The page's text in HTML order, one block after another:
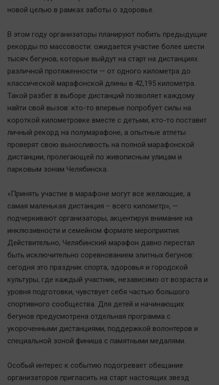
Технологии
Отраслевые темы
Hедвижимость
Образование
XX век: криминальные уроки
Банки
Медиаграмотность
Медицина
Прогулки по городу Ч
Спецпроект
Статистика
Челябинск космический
Bookworms
English version
Online-консультация
Актуальная тема
Быстрый медиазавод
Вирус чтения
новой целью в рамках заботы о здоровье.
В этом году организаторы планируют побить предыдущие
рекорды по массовости: ожидается участие более шести
тысяч бегунов, которые выйдут на старт на дистанциях
различной протяженности — от одного километра до
классической марафонской длины в 42,195 километра.
Такой разбег в выборе дистанций позволяет каждому
найти свой вызов: кто-то впервые попробует силы на
короткой километровке вместе с детьми, кто-то поставит
личный рекорд на полумарафоне, а опытные атлеты
проверят свою выносливость на полной марафонской
дистанции, пролегающей по живописным улицам и
парковым зонам Челябинска.
«Принять участие в марафоне могут все желающие, а
самая маленькая дистанция – всего километр», —
подчеркивают организаторы, акцентируя внимание на
инклюзивности и семейном формате мероприятия.
Действительно, Челябинский марафон давно перестал
быть исключительно соревнованием элитных бегунов:
сегодня это праздник спорта, здоровья и городской
культуры, где каждый участник, независимо от возраста и
уровня подготовки, чувствует себя частью большого
спортивного сообщества. Для детей и начинающих
бегунов предусмотрена отдельная программа с
укороченными дистанциями, поддержкой волонтеров и
специальной зоной финиша с памятными медалями.
Особый интерес к событию подогревает обещание
организаторов пригласить на старт настоящих звезд